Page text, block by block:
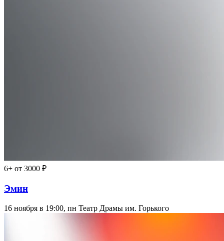
6+ от 3000 ₽
Эмин
16 ноября в 19:00, пн Театр Драмы им. Горького